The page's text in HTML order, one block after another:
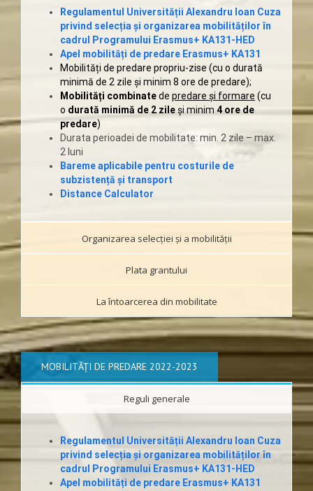
Regulamentul Universității Alexandru Ioan Cuza
privind selecția și organizarea mobilităților în
cadrul Programului Erasmus+ KA131-HED
Apel mobilități de predare Erasmus+ KA131
Mobilități de predare propriu-zise (cu o durată
minimă de 2 zile și minim 8 ore de predare);
Mobilități combinatede predare și formare (cu
o durată minimă de 2 zileși minim4 ore de
predare)
Durata perioadei de mobilitate: min. 2 zile – max.
2 luni
Bareme aplicabile pentru costurile de
subzistență și transport
Distance Calculator
Organizarea selecției și a mobilităţii
Plata grantului
La întoarcerea din mobilitate
MOBILITĂȚI DE PREDARE 2022-2023
Reguli generale
Regulamentul Universității Alexandru Ioan Cuza
privind selecția și organizarea mobilităților în
cadrul Programului Erasmus+ KA131-HED
Apel mobilități de predare Erasmus+ KA131